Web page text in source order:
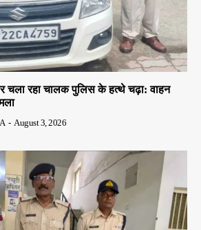
चला रहा चालक पुलिस के हत्थे चढ़ा: वाहन
- August 3, 2026